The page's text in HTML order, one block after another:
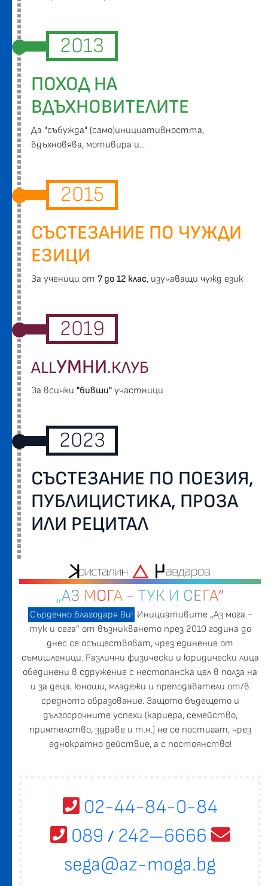
2013
ПОХОД НА
ВДЪХНОВИТЕЛИТЕ
Да "събужда" (само)инициативността,
вдъхновява, мотивира и...
2015
СЪСТЕЗАНИЕ ПО ЧУЖДИ
ЕЗИЦИ
За ученици от 7 до 12 клас, изучаващи чужд език
2019
ALLУМНИ.КЛУБ
За всички "бивши" участници
2023
СЪСТЕЗАНИЕ ПО ПОЕЗИЯ,
ПУБЛИЦИСТИКА, ПРОЗА
ИЛИ РЕЦИТАЛ
„АЗ МОГА - ТУК И СЕГА”
Сърдечно благодаря Ви! Инициативите „Аз мога -
тук и сега” от възникването през 2010 година до
днес се осъществяват, чрез единение от
съмишленици. Различни физически и юридически лица
обединени в сдружение с нестопанска цел в полза на
и за деца, юноши, младежи и преподаватели от/в
средното образование. Защото бъдещето и
дългосрочните успехи (кариера, семейство,
приятелство, здраве и т.н.) не се постигат, чрез
еднократно действие, а с постоянство!
02-44-84-0-84
089 /242—6666
sega@az-moga.bg